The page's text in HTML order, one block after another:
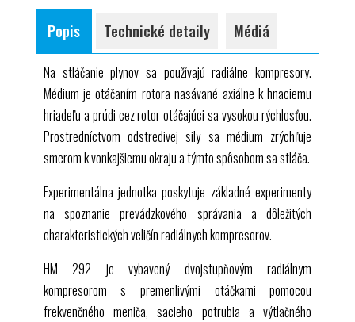
účinok kompresie na zvýšenie teploty
určenie hydraulického výkonu a účinnosti
Popis Technické detaily Médiá
Na stláčanie plynov sa používajú radiálne kompresory.
Médium je otáčaním rotora nasávané axiálne k hnaciemu
hriadeľu a prúdi cez rotor otáčajúci sa vysokou rýchlosťou.
Prostredníctvom odstredivej sily sa médium zrýchľuje
smerom k vonkajšiemu okraju a týmto spôsobom sa stláča.
Experimentálna jednotka poskytuje základné experimenty
na spoznanie prevádzkového správania a dôležitých
charakteristických veličín radiálnych kompresorov.
HM 292 je vybavený dvojstupňovým radiálnym
kompresorom s premenlivými otáčkami pomocou
frekvenčného meniča, sacieho potrubia a výtlačného